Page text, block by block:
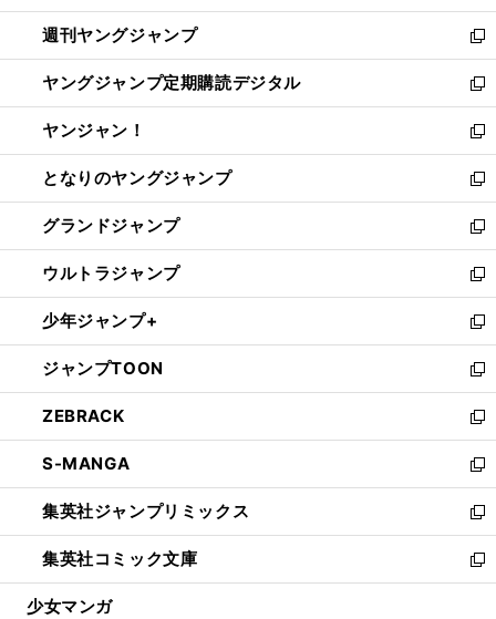
開
く
ウ
で
開
く
ン
ド
ウ
で
開
く
ウ
ィ
ン
ド
ウ
で
開
く
週刊ヤングジャンプ
新
し
い
ウ
ィ
ン
ド
ウ
で
開
く
ヤングジャンプ定期購読デジタル
新
し
い
ウ
ィ
ン
ド
ウ
で
開
く
ヤンジャン！
新
し
い
ウ
ィ
ン
ド
ウ
で
開
く
となりのヤングジャンプ
新
し
い
ウ
ィ
ン
ド
ウ
で
開
く
グランドジャンプ
新
し
い
ウ
ィ
ン
ド
ウ
で
開
く
ウルトラジャンプ
新
し
い
ウ
ィ
ン
ド
ウ
で
開
く
少年ジャンプ+
新
し
い
ウ
ィ
ン
ド
ウ
で
開
く
ジャンプTOON
新
し
い
ウ
ィ
ン
ド
ウ
で
開
ZEBRACK
新
し
い
ウ
ィ
ン
ド
ウ
S-MANGA
新
し
い
ウ
ィ
ン
集英社ジャンプリミックス
新
し
い
ウ
集英社コミック文庫
新
し
少女マンガ